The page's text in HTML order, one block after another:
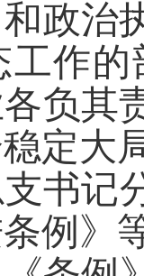
政治
工作
负其
定大
书记
例》